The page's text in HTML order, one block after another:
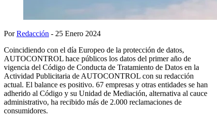
PorRedacción - 25 Enero 2024
Coincidiendo con el día Europeo de la protección de datos,
AUTOCONTROL hace públicos los datos del primer año de
vigencia del Código de Conducta de Tratamiento de Datos en la
Actividad Publicitaria de AUTOCONTROL con su redacción
actual. El balance es positivo. 67 empresas y otras entidades se han
adherido al Código y su Unidad de Mediación, alternativa al cauce
administrativo, ha recibido más de 2.000 reclamaciones de
consumidores.